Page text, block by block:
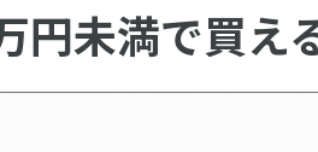
円未満で買え